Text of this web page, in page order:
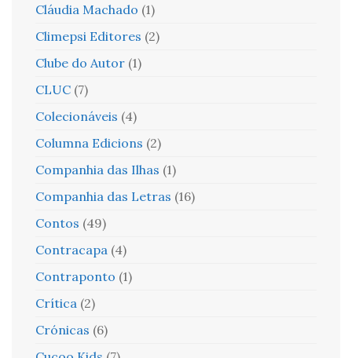
Cláudia Machado (1)
Climepsi Editores (2)
Clube do Autor (1)
CLUC (7)
Colecionáveis (4)
Columna Edicions (2)
Companhia das Ilhas (1)
Companhia das Letras (16)
Contos (49)
Contracapa (4)
Contraponto (1)
Crítica (2)
Crónicas (6)